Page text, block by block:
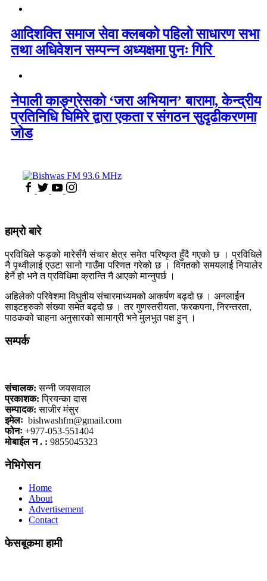
आदिशक्ति समाज सेवा क्लबको पहिलो साधारण सभा
तथा अधिवेशन सम्पन्न अध्यक्षमा पुनः गिरि
नेपाली काङ्ग्रेसको ‘जरा अभियान’ बारामा, केन्द्रीय
प्रतिनिधि घिमिरे द्वारा एकता र संगठन सुदृढीकरणमा
जोड
हाम्रो बारे
प्रविधिले फड्को मारेसँगै संचार क्षेत्र समेत परिष्कृत हुँदै गएको छ । प्रविधिले
नै पृथ्वीलाई एउटा सानो गाउँमा परिणत गरेको छ । विगतको समयलाई नियालेर
हेर्ने हो भने त प्रविधिमा क्रान्ति नै आएको मान्नुपर्छ ।
अहिलेको परिवेशमा विधुतीय संचारमाध्यमको आकर्षण बढ्दो छ । अनलाईन
साइटहरुको संख्या समेत बढ्दो छ । तर गुणस्तरीयता, फरकपना, निरन्तरता,
पाठकको चाहना अनुसारको सामाग्री भने मुलभुत पक्ष हुन् ।
सम्पर्क
संचालक: सन्नी जयसवाल
प्रकाशक: प्रियन्का दास
सम्पादक: साजीर मंसुर
इमेलः bishwashfm@gmail.com
फोनः +977-053-551404
मोबाईल न . : 9855045323
नेभिगेसन
Home
About
Advertisement
Contact
फेसबूकमा हामी